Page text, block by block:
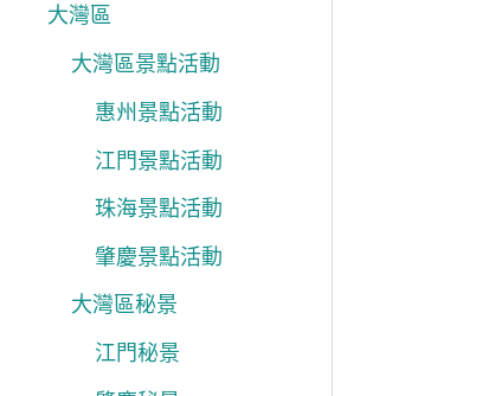
大灣區
大灣區景點活動
惠州景點活動
江門景點活動
珠海景點活動
肇慶景點活動
大灣區秘景
江門秘景